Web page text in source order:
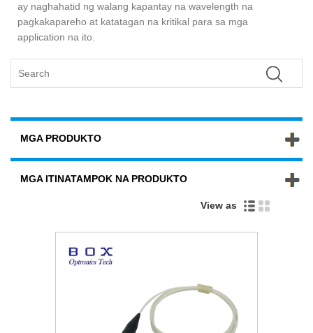
ay naghahatid ng walang kapantay na wavelength na
pagkakapareho at katatagan na kritikal para sa mga
application na ito.
MGA PRODUKTO
MGA ITINATAMPOK NA PRODUKTO
View as